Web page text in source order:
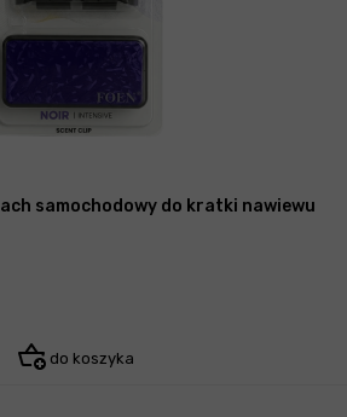
samochodowy do kratki nawiewu
do koszyka